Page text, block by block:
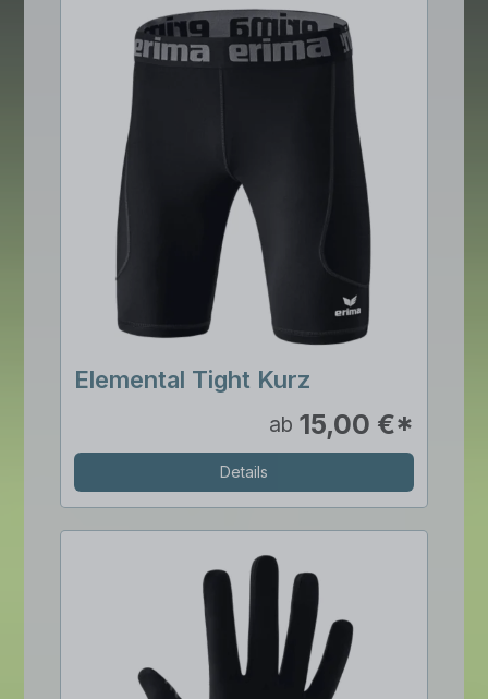
Elemental Tight Kurz
ab 15,00 €*
Details